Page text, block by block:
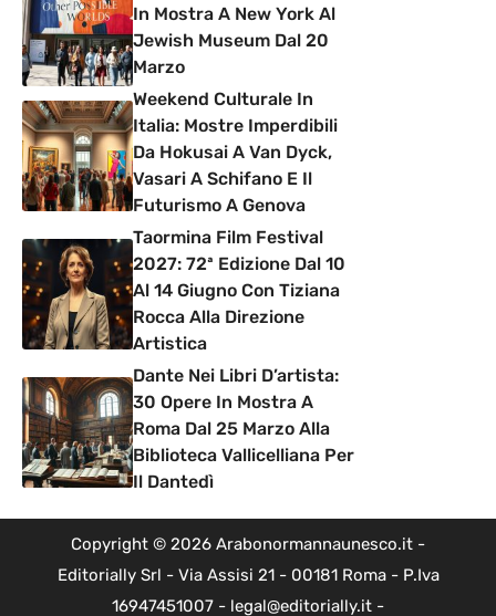
In Mostra A New York Al
Jewish Museum Dal 20
Marzo
Weekend Culturale In
Italia: Mostre Imperdibili
Da Hokusai A Van Dyck,
Vasari A Schifano E Il
Futurismo A Genova
Taormina Film Festival
2027: 72ª Edizione Dal 10
Al 14 Giugno Con Tiziana
Rocca Alla Direzione
Artistica
Dante Nei Libri D’artista:
30 Opere In Mostra A
Roma Dal 25 Marzo Alla
Biblioteca Vallicelliana Per
Il Dantedì
Copyright © 2026 Arabonormannaunesco.it -
Editorially Srl - Via Assisi 21 - 00181 Roma - P.Iva
16947451007 - legal@editorially.it -